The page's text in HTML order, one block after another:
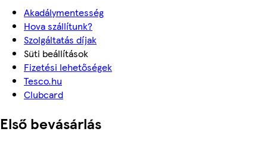
Akadálymentesség
Hova szállítunk?
Szolgáltatás díjak
Süti beállítások
Fizetési lehetőségek
Tesco.hu
Clubcard
Első bevásárlás